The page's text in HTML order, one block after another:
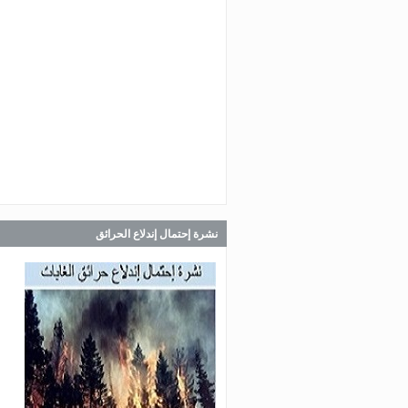
اللبناني البيان الآتي:
Jul 28, 2026
صدر عن دائرة الإعلام والعلاقات
في المديرية العامة للدفاع المدني
اللبناني البيان الآتي:
نشرة إحتمال إندلاع الحرائق